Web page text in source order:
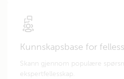
Kunnskapsbase for
Skann gjennom populære
ekspertfellesskap.